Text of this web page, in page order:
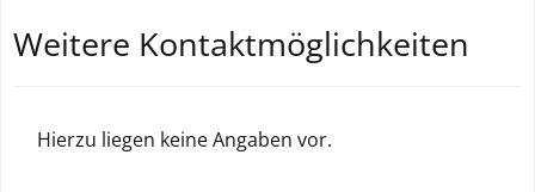
Weitere Kontaktmöglichkeiten
Hierzu liegen keine Angaben vor.